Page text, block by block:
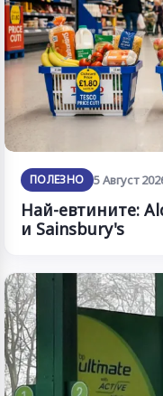
ПОЛЕЗНО 5 Август
Най-евтините:
и Sainsbury's